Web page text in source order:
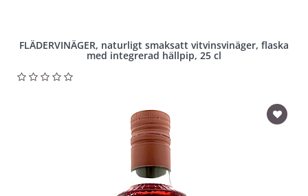
FLÄDERVINÄGER, naturligt smaksatt vitvinsvinäger, flaska
med integrerad hällpip, 25 cl